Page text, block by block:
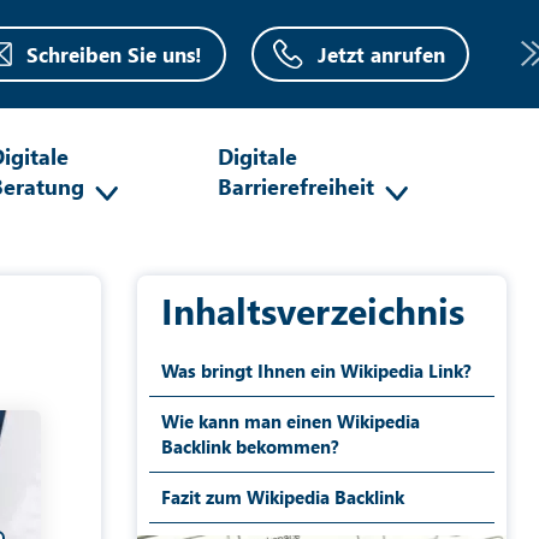
Schreiben Sie uns! Jetzt anrufen
Digitale
Barrierefreiheit
Inhaltsverzeichnis
Was bringt Ihnen ein Wikipedia Link?
Wie kann man einen Wikipedia
Backlink bekommen?
Fazit zum Wikipedia Backlink